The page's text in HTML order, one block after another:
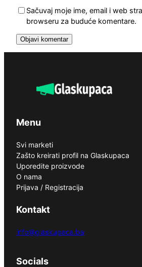
Sačuvaj moje ime, email i web
browseru za buduće komentare.
Menu
Svi marketi
Zašto kreirati profil na Glaskupaca
Uporedite proizvode
O nama
Prijava / Registracija
Kontakt
info@glaskupaca.ba
Socials